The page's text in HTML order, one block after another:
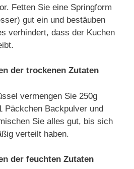
Fetten Sie eine Springform
gut ein und bestäuben
verhindert, dass der Kuchen
der trockenen Zutaten
vermengen Sie 250g
Päckchen Backpulver und
Sie alles gut, bis sich
verteilt haben.
der feuchten Zutaten